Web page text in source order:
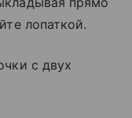
лопаткой.
с двух